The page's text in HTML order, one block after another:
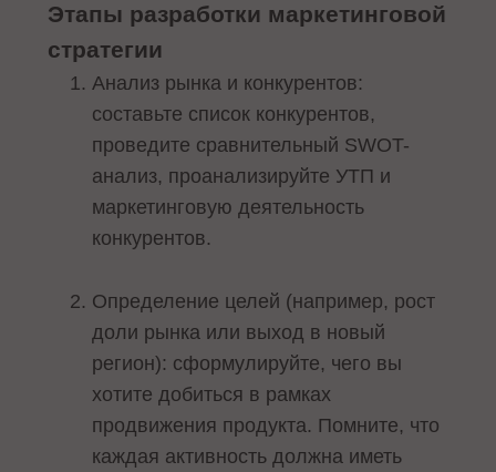
Этапы разработки маркетинговой
стратегии
Анализ рынка и конкурентов:
составьте список конкурентов,
проведите сравнительный SWOT-
анализ, проанализируйте УТП и
маркетинговую деятельность
конкурентов.
Определение целей (например, рост
доли рынка или выход в новый
регион): сформулируйте, чего вы
хотите добиться в рамках
продвижения продукта. Помните, что
каждая активность должна иметь